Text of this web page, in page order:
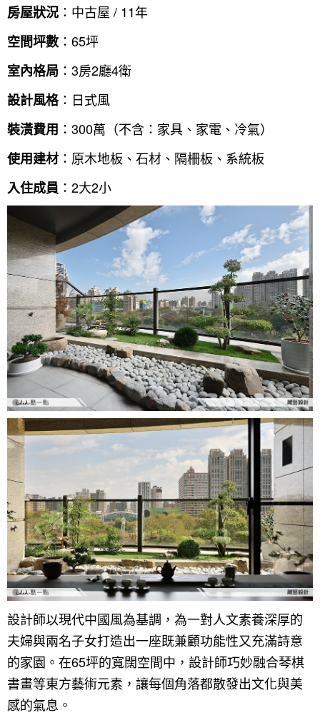
房屋狀況 ：中古屋 / 11年
空間坪數 ：65坪
室內格局 ：3房2廳4衛
設計風格：日式風
裝潢費用 ：300萬（不含：家具、家電、冷氣）
使用建材 ：原木地板、石材、隔柵板、系統板
入住成員 ：2大2小
設計師以現代中國風為基調，為一對人文素養深厚的
夫婦與兩名子女打造出一座既兼顧功能性又充滿詩意
的家園。在65坪的寬闊空間中，設計師巧妙融合琴棋
書畫等東方藝術元素，讓每個角落都散發出文化與美
感的氣息。
找設計師
如何使用點一點
我要裝潢
裝潢計算機
裝潢進階計算機
裝潢圖紙免費健檢
案例分享
類型
居家
商業空間
辦公室
其他
面積
小坪數
21~30坪
31~50坪
風格
現代
簡約
預算
150萬以內
人氣推薦
設計好手
台北市
新北市
桃園 新竹 竹北
360環景體驗
你家我家 Podcast
虛擬線上裝潢
設計專欄
系統櫃
綠建材
居家風水
全站搜尋
線上賞屋
北部
徵設計師